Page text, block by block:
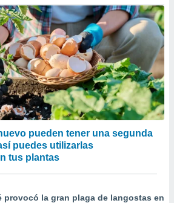
pueden tener una segunda
puedes utilizarlas
tus plantas
provocó la gran plaga de langostas en